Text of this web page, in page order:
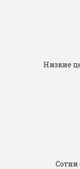
Низкие
Сотни